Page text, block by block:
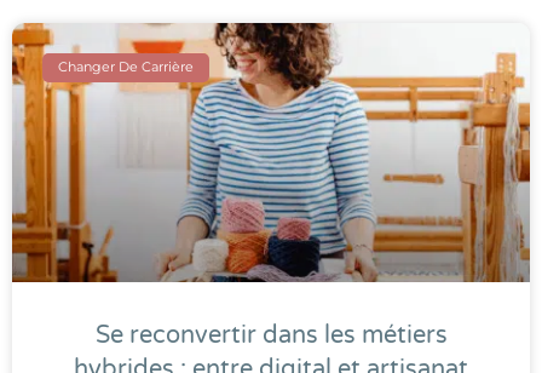
Changer De Carrière
Se reconvertir dans les métiers